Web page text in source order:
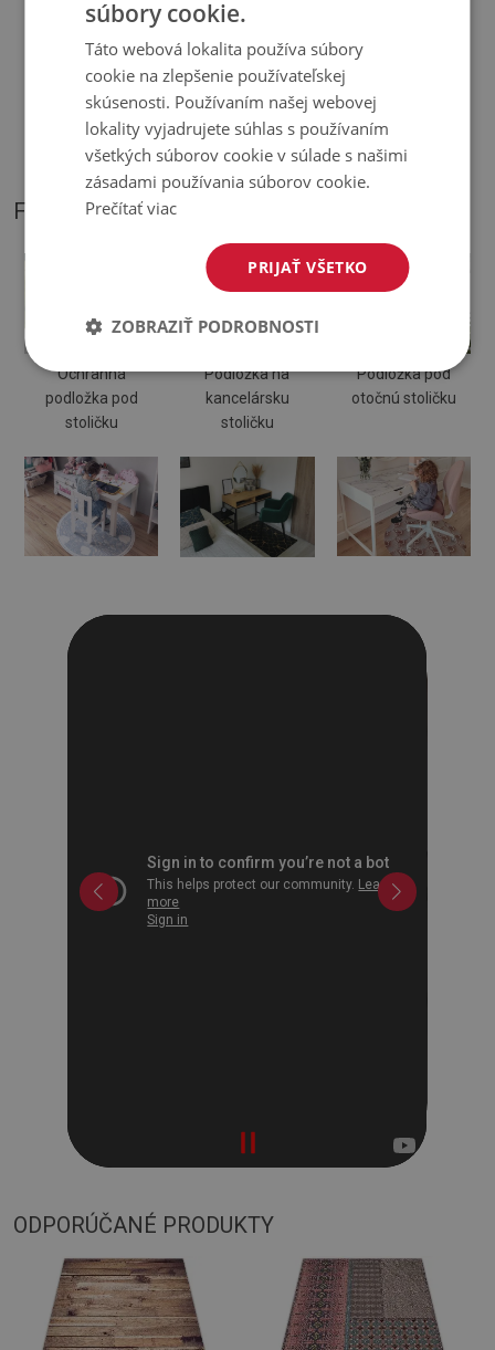
Odtiene Podložky pod stoličku sa môžu líšiť od vizualizácie
Podložka je určená na použitie na tvrdom povrchu. Pri
položení na mäkký povrch sa môže ohnúť a posunúť.
FOTOGRAFIE NÁŠHO PRODUKTU
Ochranná
podložka pod
stoličku
Podložka na
kancelársku
stoličku
Podložka pod
otočnú stoličku
ODPORÚČANÉ PRODUKTY
súbory cookie.
Táto webová lokalita používa súbory
cookie na zlepšenie používateľskej
skúsenosti. Používaním našej webovej
lokality vyjadrujete súhlas s používaním
všetkých súborov cookie v súlade s našimi
zásadami používania súborov cookie.
Prečítať viac
PRIJAŤ VŠETKO
ZOBRAZIŤ PODROBNOSTI